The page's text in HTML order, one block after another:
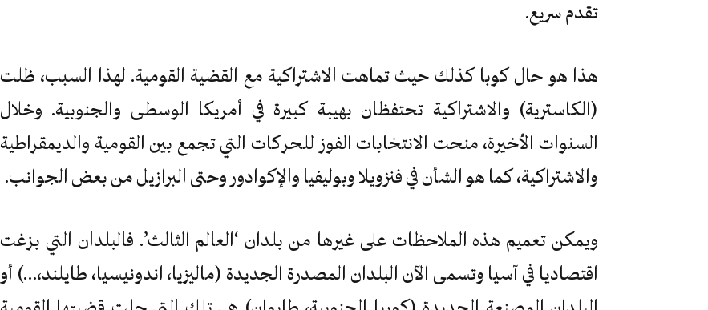
تقدم سريع.
هذا هو حال كوبا كذلك حيث تماهت الاشتراكية مع القضية القومية. لهذا السبب، ظلت
(الكاسترية) والاشتراكية تحتفظان بهيبة كبيرة في أمريكا الوسطى والجنوبية. وخلال
السنوات الأخيرة، منحت الانتخابات الفوز للحركات التي تجمع بين القومية والديمقراطية
والاشتراكية، كما هو الشأن في فنزويلا وبوليفيا والإكوادور وحتى البرازيل من بعض الجوانب.
ويمكن تعميم هذه الملاحظات على غيرها من بلدان ‘العالم الثالث’. فالبلدان التي بزغت
اقتصاديا في آسيا وتسمى الآن البلدان المصدرة الجديدة (ماليزيا، اندونيسيا، طايلند،…) أو